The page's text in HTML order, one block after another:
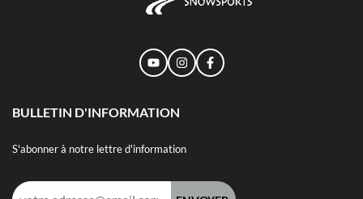
BULLETIN D'INFORMATION
S'abonner à notre lettre d'information
Adresse